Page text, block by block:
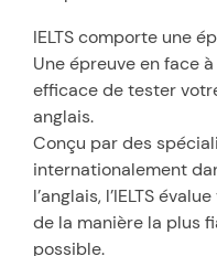
IELTS comporte une
Une épreuve en face
efficace de tester
anglais.
Conçu par des
internationalement
l’anglais, l’IELTS
de la manière la plus
possible.